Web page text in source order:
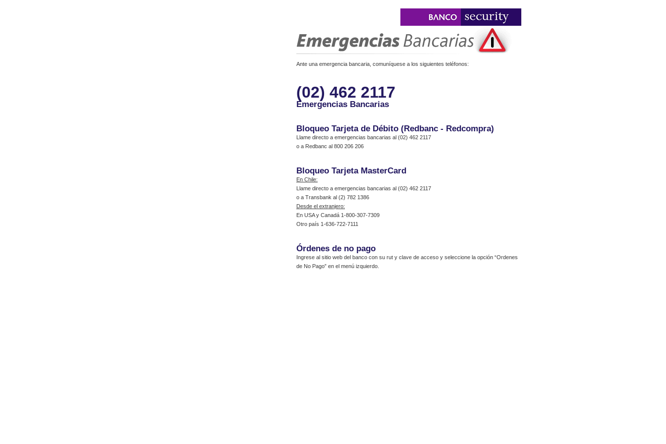
Ante una emergencia bancaria, comuníquese a los siguientes teléfonos:
(02) 462 2117
Emergencias Bancarias
Bloqueo Tarjeta de Débito (Redbanc - Redcompra)
Llame directo a emergencias bancarias al (02) 462 2117
o a Redbanc al 800 206 206
Bloqueo Tarjeta MasterCard
En Chile:
Llame directo a emergencias bancarias al (02) 462 2117
o a Transbank al (2) 782 1386
Desde el extranjero:
En USA y Canadá 1-800-307-7309
Otro país 1-636-722-7111
Órdenes de no pago
Ingrese al sitio web del banco con su rut y clave de acceso y seleccione la opción “Ordenes
de No Pago” en el menú izquierdo.